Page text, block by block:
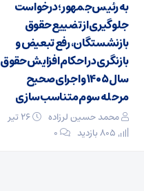
به رئیس‌جمهور؛ درخواست
جلوگیری از تضییع حقوق
بازنشستگان، رفع تبعیض و
بازنگری در احکام افزایش حقوق
سال ۱۴۰۵ و اجرای صحیح
مرحله سوم متناسب‌سازی
محمد حسین لرزاده
۰